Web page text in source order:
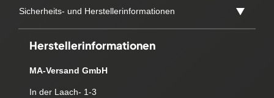
Sicherheits- und Herstellerinformationen
Herstellerinformationen
MA-Versand GmbH
In der Laach- 1-3